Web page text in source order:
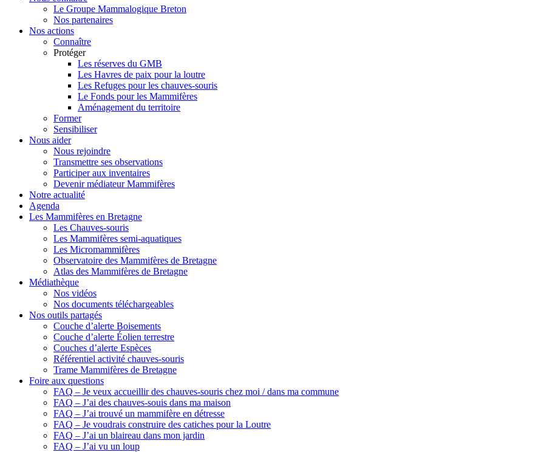
Le Groupe Mammalogique Breton
Nos partenaires
Nos actions
Connaître
Protéger
Les réserves du GMB
Les Havres de paix pour la loutre
Les Refuges pour les chauves-souris
Le Fonds pour les Mammifères
Aménagement du territoire
Former
Sensibiliser
Nous aider
Nous rejoindre
Transmettre ses observations
Participer aux inventaires
Devenir médiateur Mammifères
Notre actualité
Agenda
Les Mammifères en Bretagne
Les Chauves-souris
Les Mammifères semi-aquatiques
Les Micromammifères
Observatoire des Mammifères de Bretagne
Atlas des Mammifères de Bretagne
Médiathèque
Nos vidéos
Nos documents téléchargeables
Nos outils partagés
Couche d’alerte Boisements
Couche d’alerte Éolien terrestre
Couches d’alerte Espèces
Référentiel activité chauves-souris
Trame Mammifères de Bretagne
Foire aux questions
FAQ – Je veux accueillir des chauves-souris chez moi / dans ma commune
FAQ – J’ai des chauves-souis dans ma maison
FAQ – J’ai trouvé un mammifère en détresse
FAQ – Je voudrais construire des catiches pour la Loutre
FAQ – J’ai un blaireau dans mon jardin
FAQ – J’ai vu un loup